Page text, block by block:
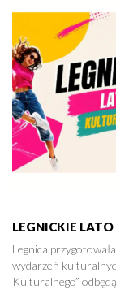
LEGNICKIE
Legnica
wydarzeń
Kulturalnego”